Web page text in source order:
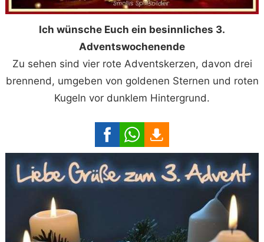
Ich wünsche Euch ein besinnliches 3.
Adventswochenende
Zu sehen sind vier rote Adventskerzen, davon drei
brennend, umgeben von goldenen Sternen und roten
Kugeln vor dunklem Hintergrund.